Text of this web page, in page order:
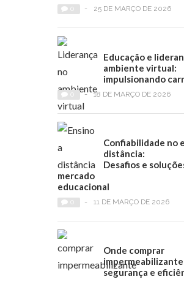
- 25 DE MARÇO DE 2026
Educação e
ambiente virtual:
impulsionando
- 18 DE MARÇO DE 2026
Confiabilidade no
distância:
Desafios e
mercado
educacional
- 11 DE MARÇO DE 2026
Onde comprar
impermeabilizante
segurança e